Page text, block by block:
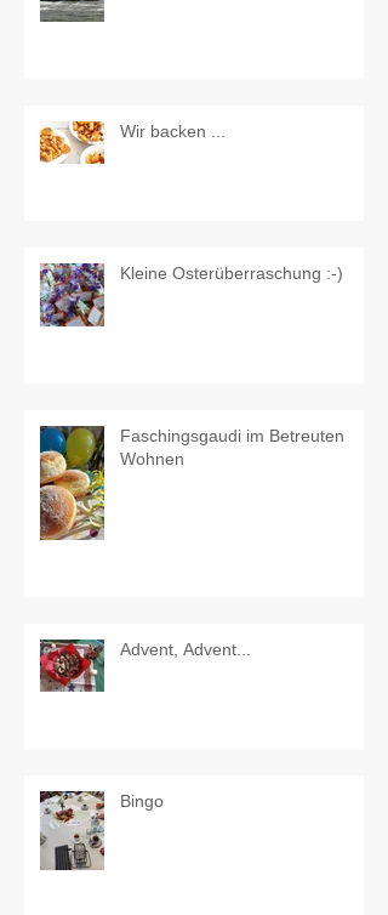
Wir backen ...
Kleine Osterüberraschung :-)
Faschingsgaudi im Betreuten
Wohnen
Advent, Advent...
Bingo